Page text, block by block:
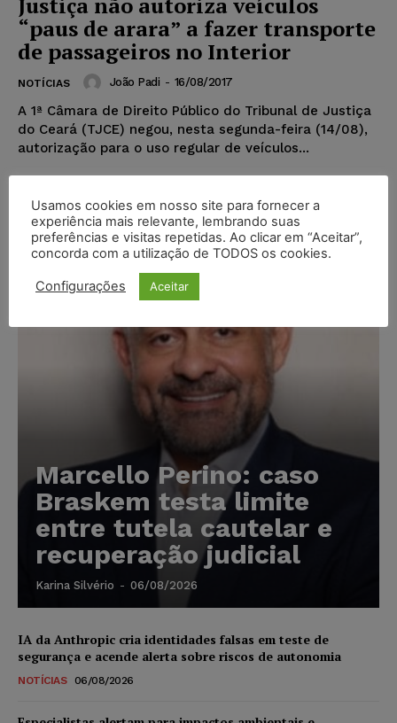
“paus de arara” a fazer transporte
de passageiros no Interior
NOTÍCIAS João Padi - 16/08/2017
A 1ª Câmara de Direito Público do Tribunal de Justiça
do Ceará (TJCE) negou, nesta segunda-feira (14/08),
autorização para o uso regular de veículos...
Popular
Marcello Perino: caso
Braskem testa limite
entre tutela cautelar e
recuperação judicial
Karina Silvério - 06/08/2026
IA da Anthropic cria identidades falsas em teste de
segurança e acende alerta sobre riscos de autonomia
NOTÍCIAS 06/08/2026
Usamos cookies em nosso site para fornecer a
experiência mais relevante, lembrando suas
preferências e visitas repetidas. Ao clicar em “Aceitar”,
concorda com a utilização de TODOS os cookies.
Configurações Aceitar